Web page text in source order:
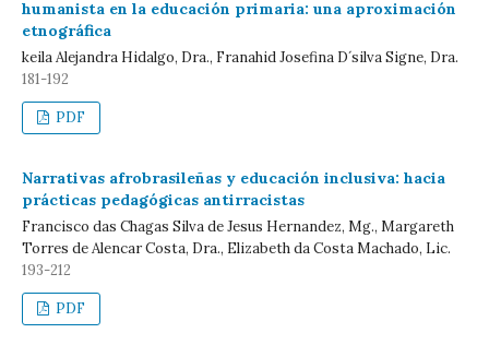
humanista en la educación primaria: una aproximación
etnográfica
keila Alejandra Hidalgo, Dra., Franahid Josefina D´silva Signe, Dra.
181-192
PDF
Narrativas afrobrasileñas y educación inclusiva: hacia
prácticas pedagógicas antirracistas
Francisco das Chagas Silva de Jesus Hernandez, Mg., Margareth
Torres de Alencar Costa, Dra., Elizabeth da Costa Machado, Lic.
193-212
PDF